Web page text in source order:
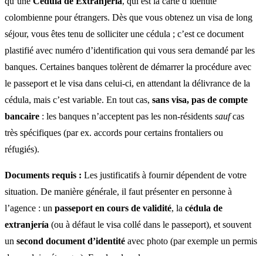
colombienne pour étrangers. Dès que vous obtenez un visa de long
séjour, vous êtes tenu de solliciter une cédula ; c’est ce document
plastifié avec numéro d’identification qui vous sera demandé par les
banques. Certaines banques tolèrent de démarrer la procédure avec
le passeport et le visa dans celui-ci, en attendant la délivrance de la
cédula, mais c’est variable. En tout cas, sans visa, pas de compte
bancaire : les banques n’acceptent pas les non-résidents saufcas
très spécifiques (par ex. accords pour certains frontaliers ou
réfugiés).
Documents requis : Les justificatifs à fournir dépendent de votre
situation. De manière générale, il faut présenter en personne à
l’agence : un passeport en cours de validité, la cédula de
extranjería (ou à défaut le visa collé dans le passeport), et souvent
un second document d’identité avec photo (par exemple un permis